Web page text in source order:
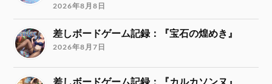
2026年8月8日
差しボードゲーム記録：『宝石の煌めき』
2026年8月7日
差しボードゲーム記録：『カルカソンヌ』